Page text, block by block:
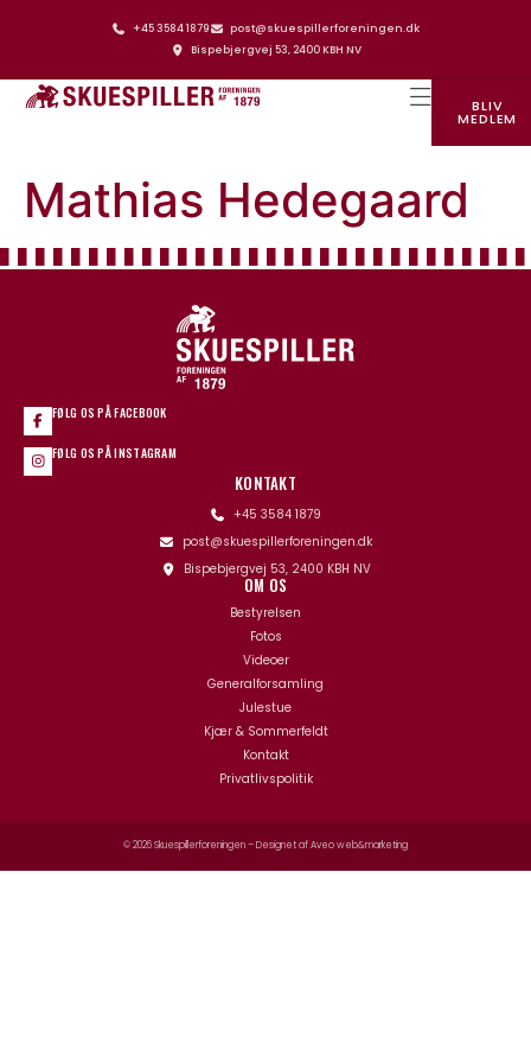
+45 3584 1879
post@skuespillerforeningen.dk
Bispebjergvej 53, 2400 KBH NV
BLIV
MEDLEM
Mathias Hedegaard
FØLG OS PÅ FACEBOOK
FØLG OS PÅ INSTAGRAM
KONTAKT
+45 3584 1879
post@skuespillerforeningen.dk
Bispebjergvej 53, 2400 KBH NV
OM OS
Bestyrelsen
Fotos
Videoer
Generalforsamling
Julestue
Kjær & Sommerfeldt
Kontakt
Privatlivspolitik
© 2026 Skuespillerforeningen – Designet afAveo web&marketing